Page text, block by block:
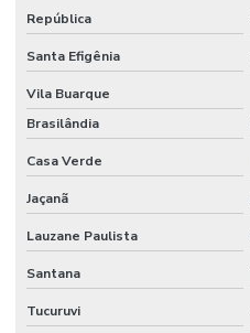
República
Santa Efigênia
Vila Buarque
Brasilândia
Casa Verde
Jaçanã
Lauzane Paulista
Santana
Tucuruvi